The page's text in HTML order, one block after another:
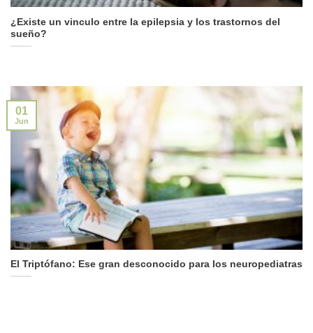
¿Existe un vinculo entre la epilepsia y los trastornos del
sueño?
El Triptófano: Ese gran desconocido para los neuropediatras
01
Jun